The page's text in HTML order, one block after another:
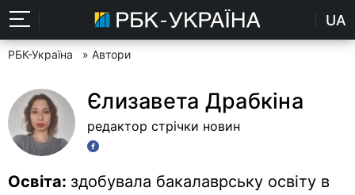
UA
РБК-Україна » Автори
Єлизавета Драбкіна
редактор стрічки новин
Освіта: здобувала бакалаврську освіту в